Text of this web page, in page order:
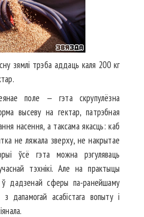
зямлі трэба аддаць каля 200 кг
поле — гэта скрупулёзна
высеву на гектар, патрэбная
насення, а таксама якасць: каб
не ляжала зверху, не накрытае
ўсё гэта можна рэгуляваць
тэхнікі. Але на практыцы
ў дадзенай сферы па-ранейшаму
з дапамогай асабістага вопыту і